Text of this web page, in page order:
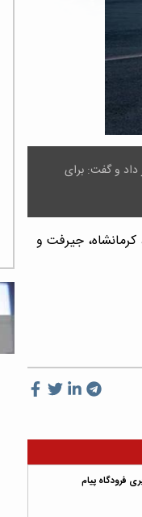
فرودگاه‌های کشور خبر داد و گفت: برای
کرمانشاه، جیرفت و
فرودگاه پیام